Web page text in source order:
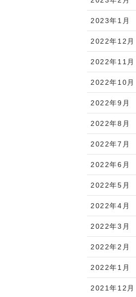
2023年1月
2022年12月
2022年11月
2022年10月
2022年9月
2022年8月
2022年7月
2022年6月
2022年5月
2022年4月
2022年3月
2022年2月
2022年1月
2021年12月